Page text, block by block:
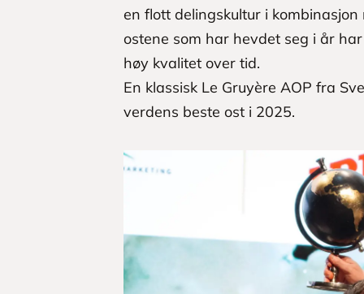
en flott delingskultur i
ostene som har hevdet seg i år
høy kvalitet over tid.
En klassisk Le Gruyère AOP fra
verdens beste ost i 2025.